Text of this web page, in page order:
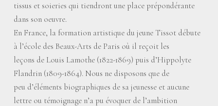
tissus et soieries qui tiendront une place prépondérante
dans son oeuvre.
En France, la formation artistique du jeune Tissot débute
à l’école des Beaux-Arts de Paris où il reçoit les
leçons de Louis Lamothe (1822-1869) puis d’Hippolyte
Flandrin (1809-1864). Nous ne disposons que de
peu d’éléments biographiques de sa jeunesse et aucune
lettre ou témoignage n’a pu évoquer de l’ambition